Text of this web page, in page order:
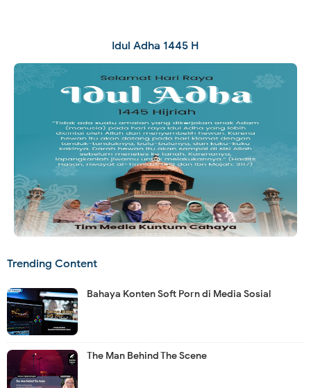
Idul Adha 1445 H
Trending Content
Bahaya Konten Soft Porn di Media Sosial
The Man Behind The Scene